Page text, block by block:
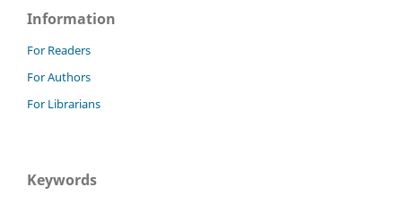
Information
For Readers
For Authors
For Librarians
Keywords